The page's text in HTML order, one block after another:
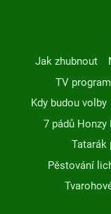
Jak zhubnout
TV program
Kdy budou volby
7 pádů Honzy
Tatarák
Pěstování